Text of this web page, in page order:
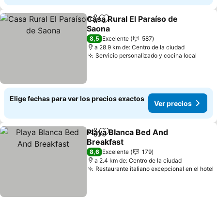
CompartirAgregar a favoritos
Casa Rural El Paraíso de
Saona
8,5 Excelente
587
a 28.9 km de: Centro de la ciudad
Servicio personalizado y cocina local
Elige fechas para ver los precios exactos
Ver precios
CompartirAgregar a favoritos
Playa Blanca Bed And
Breakfast
8,6 Excelente
179
a 2.4 km de: Centro de la ciudad
Restaurante italiano excepcional en el hotel